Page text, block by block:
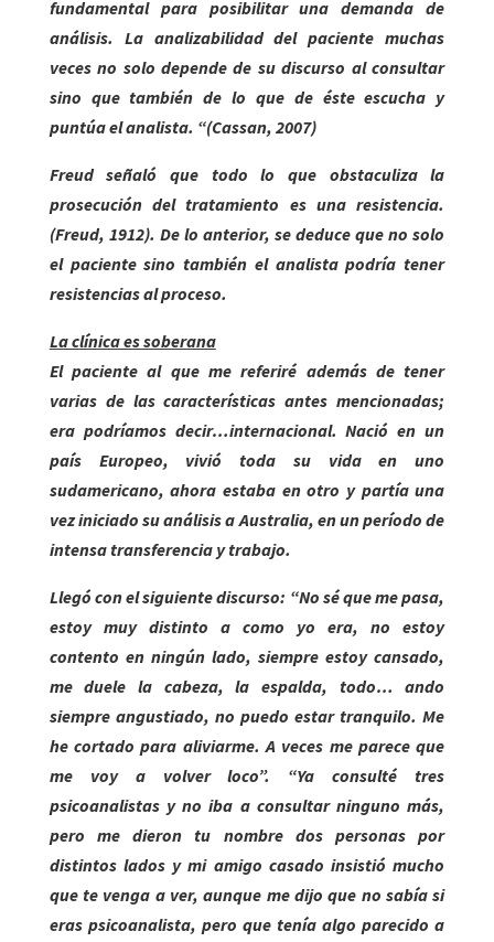
fundamental para posibilitar una demanda de
análisis. La analizabilidad del paciente muchas
veces no solo depende de su discurso al consultar
sino que también de lo que de éste escucha y
puntúa el analista. “(Cassan, 2007)
Freud señaló que todo lo que obstaculiza la
prosecución del tratamiento es una resistencia.
(Freud, 1912). De lo anterior, se deduce que no solo
el paciente sino también el analista podría tener
resistencias al proceso.
La clínica es soberana
El paciente al que me referiré además de tener
varias de las características antes mencionadas;
era podríamos decir…internacional. Nació en un
país Europeo, vivió toda su vida en uno
sudamericano, ahora estaba en otro y partía una
vez iniciado su análisis a Australia, en un período de
intensa transferencia y trabajo.
Llegó con el siguiente discurso: “No sé que me pasa,
estoy muy distinto a como yo era, no estoy
contento en ningún lado, siempre estoy cansado,
me duele la cabeza, la espalda, todo… ando
siempre angustiado, no puedo estar tranquilo. Me
he cortado para aliviarme. A veces me parece que
me voy a volver loco”. “Ya consulté tres
psicoanalistas y no iba a consultar ninguno más,
pero me dieron tu nombre dos personas por
distintos lados y mi amigo casado insistió mucho
que te venga a ver, aunque me dijo que no sabía si
eras psicoanalista, pero que tenía algo parecido a